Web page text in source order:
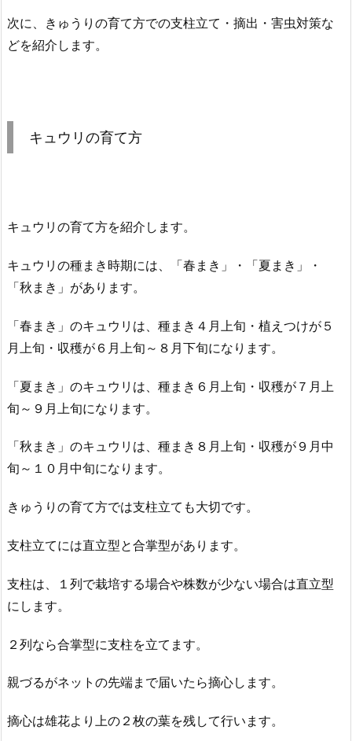
次に、きゅうりの育て方での支柱立て・摘出・害虫対策な
どを紹介します。
キュウリの育て方
キュウリの育て方を紹介します。
キュウリの種まき時期には、「春まき」・「夏まき」・
「秋まき」があります。
「春まき」のキュウリは、種まき４月上旬・植えつけが５
月上旬・収穫が６月上旬～８月下旬になります。
「夏まき」のキュウリは、種まき６月上旬・収穫が７月上
旬～９月上旬になります。
「秋まき」のキュウリは、種まき８月上旬・収穫が９月中
旬～１０月中旬になります。
きゅうりの育て方では支柱立ても大切です。
支柱立てには直立型と合掌型があります。
支柱は、１列で栽培する場合や株数が少ない場合は直立型
にします。
２列なら合掌型に支柱を立てます。
親づるがネットの先端まで届いたら摘心します。
摘心は雄花より上の２枚の葉を残して行います。